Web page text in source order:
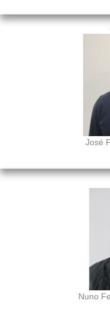
José
Nuno